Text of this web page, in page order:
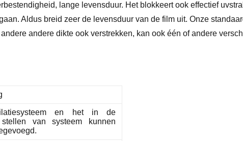
lange levensduur. Het blokkeert ook effectief
Aldus breid zeer de levensduur van de film uit. Onze
andere dikte ook verstrekken, kan ook één of andere
en het in de
van systeem kunnen